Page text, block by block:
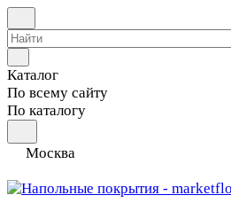
Каталог
По всему сайту
По каталогу
Москва